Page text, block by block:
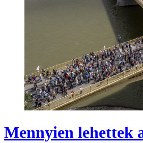
Mennyien lehettek